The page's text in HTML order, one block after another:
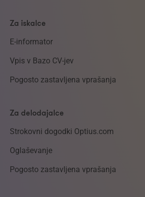
Za iskalce
E-informator
Vpis v Bazo CV-jev
Pogosto zastavljena vprašanja
Za delodajalce
Strokovni dogodki Optius.com
Oglaševanje
Pogosto zastavljena vprašanja